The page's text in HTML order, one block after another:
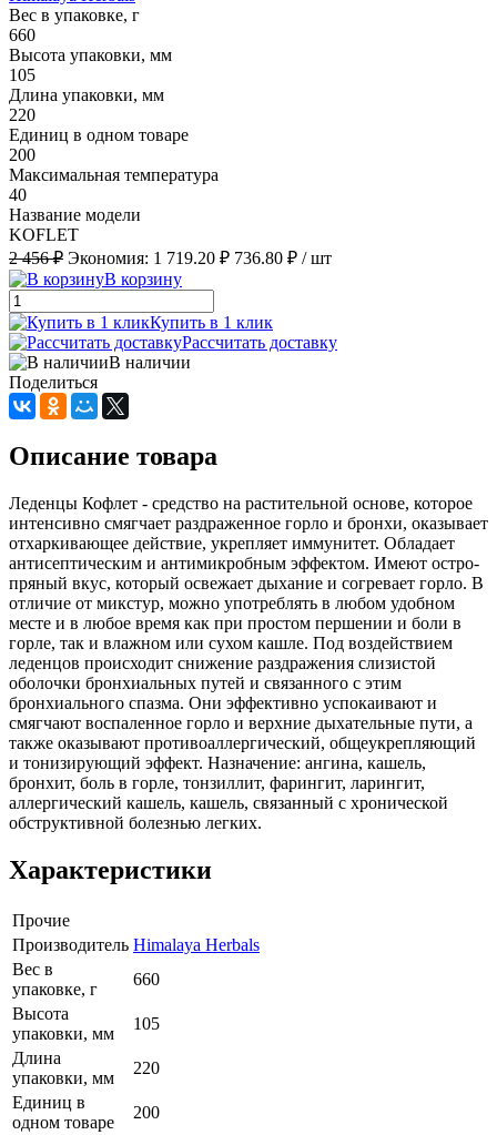
Вес в упаковке, г
660
Высота упаковки, мм
105
Длина упаковки, мм
220
Единиц в одном товаре
200
Максимальная температура
40
Название модели
KOFLET
2 456 ₽ Экономия: 1 719.20 ₽ 736.80 ₽ / шт
В корзину
Купить в 1 клик
Рассчитать доставку
В наличии
Поделиться
Описание товара
Леденцы Кофлет - средство на растительной основе, которое
интенсивно смягчает раздраженное горло и бронхи, оказывает
отхаркивающее действие, укрепляет иммунитет. Обладает
антисептическим и антимикробным эффектом. Имеют остро-
пряный вкус, который освежает дыхание и согревает горло. В
отличие от микстур, можно употреблять в любом удобном
месте и в любое время как при простом першении и боли в
горле, так и влажном или сухом кашле. Под воздействием
леденцов происходит снижение раздражения слизистой
оболочки бронхиальных путей и связанного с этим
бронхиального спазма. Они эффективно успокаивают и
смягчают воспаленное горло и верхние дыхательные пути, а
также оказывают противоаллергический, общеукрепляющий
и тонизирующий эффект. Назначение: ангина, кашель,
бронхит, боль в горле, тонзиллит, фарингит, ларингит,
аллергический кашель, кашель, связанный с хронической
обструктивной болезнью легких.
Характеристики
Прочие
Производитель Himalaya Herbals
Вес в
упаковке, г
660
Высота
упаковки, мм
105
Длина
упаковки, мм
220
Единиц в
одном товаре
200